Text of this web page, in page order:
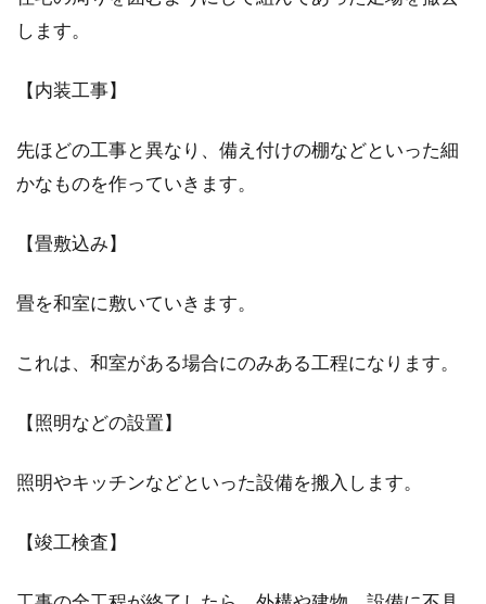
します。
【内装工事】
先ほどの工事と異なり、備え付けの棚などといった細
かなものを作っていきます。
【畳敷込み】
畳を和室に敷いていきます。
これは、和室がある場合にのみある工程になります。
【照明などの設置】
照明やキッチンなどといった設備を搬入します。
【竣工検査】